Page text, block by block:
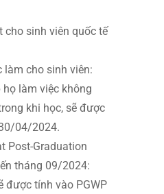
cho sinh viên quốc tế
làm cho sinh viên:
làm việc không
khi học, sẽ được
04/2024.
Post-Graduation
tháng 09/2024:
được tính vào PGWP